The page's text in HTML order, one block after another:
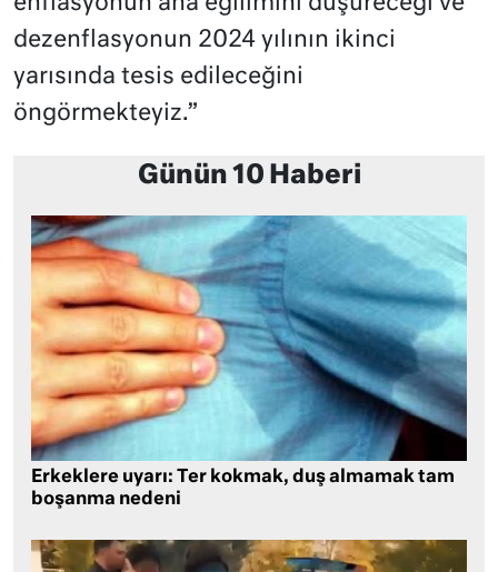
dezenflasyonun 2024 yılının ikinci
yarısında tesis edileceğini
öngörmekteyiz.”
Günün 10 Haberi
Erkeklere uyarı: Ter kokmak, duş almamak tam
boşanma nedeni